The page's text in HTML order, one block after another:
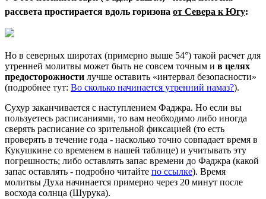
рассвета простирается вдоль горизона от Севера к Югу:
Но в северных широтах (примерно выше 54°) такой расчет для
утренней молитвы может быть не совсем точным и в целях
предосторожности лучше оставить «интервал безопасности»
(подробнее тут: Во сколько начинается утренний намаз?).
Сухур заканчивается с наступлением Фаджра. Но если вы
пользуетесь расписаниями, то вам необходимо либо иногда
сверять расписание со зрительной фиксацией (то есть
проверять в течение года - насколько точно совпадает время в
Кукушкине со временем в нашей таблице) и учитывать эту
погрешность; либо оставлять запас времени до Фаджра (какой
запас оставлять - подробно читайте по ссылке). Время
молитвы Духа начинается примерно через 20 минут после
восхода солнца (Шурука).